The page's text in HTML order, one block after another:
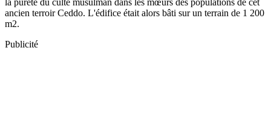
ancien terroir Ceddo. L'édifice était alors bâti sur un terrain de 1 200
m2.
Publicité